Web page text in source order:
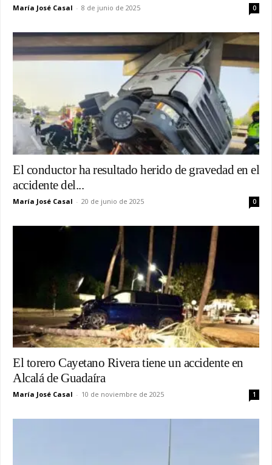
María José Casal - 8 de junio de 2025 0
El conductor ha resultado herido de gravedad en el
accidente del...
María José Casal - 20 de junio de 2025 0
El torero Cayetano Rivera tiene un accidente en
Alcalá de Guadaíra
María José Casal - 10 de noviembre de 2025 1